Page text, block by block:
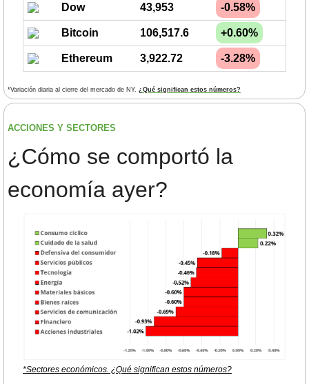
Dow 43,953 -0.58%
Bitcoin 106,517.6 +0.60%
Ethereum 3,922.72 -3.28%
*Variación diaria al cierre del mercado de NY. ¿Qué significan estos números?
ACCIONES Y SECTORES
¿Cómo se comportó la
economía ayer?
*Sectores económicos. ¿Qué significan estos números?